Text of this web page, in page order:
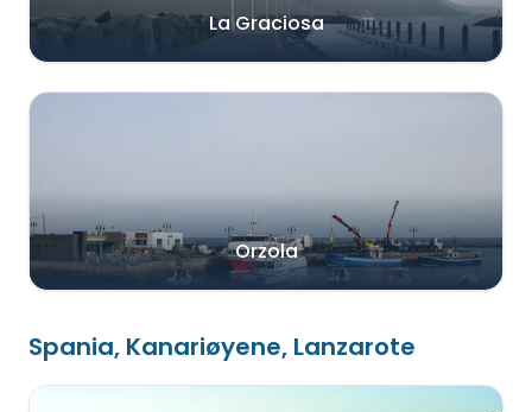
La Graciosa
Orzola
Spania, Kanariøyene, Lanzarote